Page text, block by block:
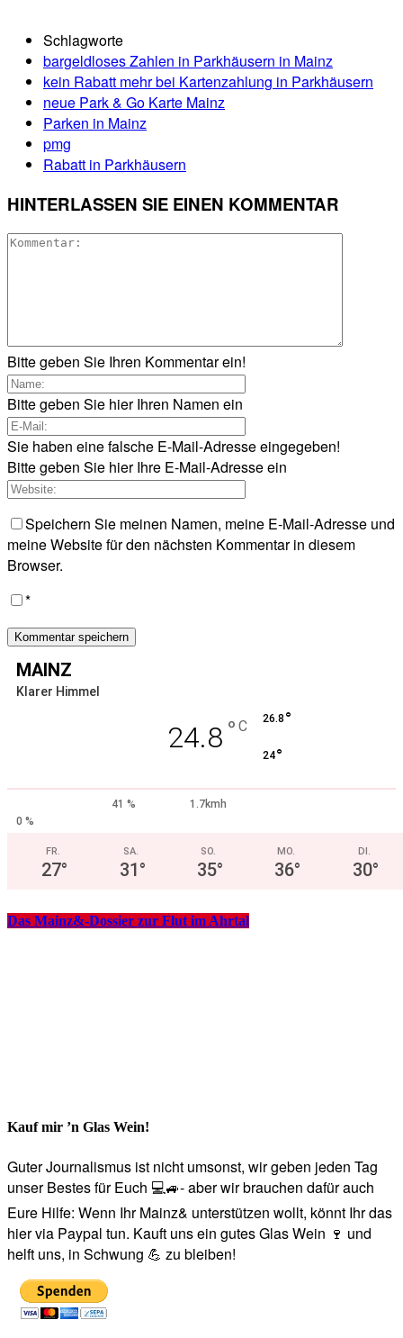
Schlagworte
bargeldloses Zahlen in Parkhäusern in Mainz
kein Rabatt mehr bei Kartenzahlung in Parkhäusern
neue Park & Go Karte Mainz
Parken in Mainz
pmg
Rabatt in Parkhäusern
HINTERLASSEN SIE EINEN KOMMENTAR
Bitte geben Sie Ihren Kommentar ein!
Bitte geben Sie hier Ihren Namen ein
Sie haben eine falsche E-Mail-Adresse eingegeben!
Bitte geben Sie hier Ihre E-Mail-Adresse ein
Speichern Sie meinen Namen, meine E-Mail-Adresse und
meine Website für den nächsten Kommentar in diesem
Browser.
*
MAINZ
Klarer Himmel
24.8 ° C 26.8 °
24°
41 %
1.7kmh
0 %
FR.
27°
SA.
31°
SO.
35°
MO.
36°
DI.
30°
Das Mainz&-Dossier zur Flut im Ahrtal
Kauf mir ’n Glas Wein!
Guter Journalismus ist nicht umsonst, wir geben jeden Tag
unser Bestes für Euch 💻🚙- aber wir brauchen dafür auch
Eure Hilfe: Wenn Ihr Mainz& unterstützen wollt, könnt Ihr das
hier via Paypal tun. Kauft uns ein gutes Glas Wein 🍷 und
helft uns, in Schwung 💪 zu bleiben!